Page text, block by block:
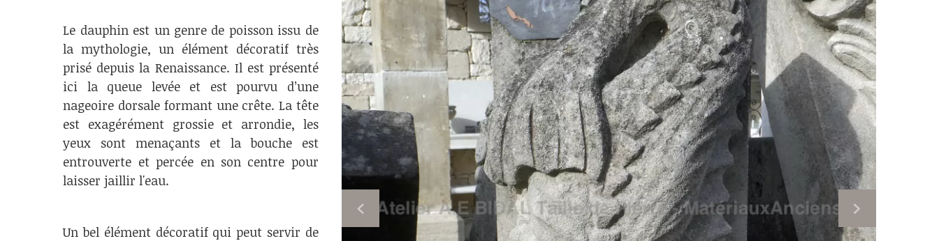
Le dauphin est un genre de poisson issu de
la mythologie, un élément décoratif très
prisé depuis la Renaissance. Il est présenté
ici la queue levée et est pourvu d’une
nageoire dorsale formant une crête. La tête
est exagérément grossie et arrondie, les
yeux sont menaçants et la bouche est
entrouverte et percée en son centre pour
laisser jaillir l'eau.
Un bel élément décoratif qui peut servir de